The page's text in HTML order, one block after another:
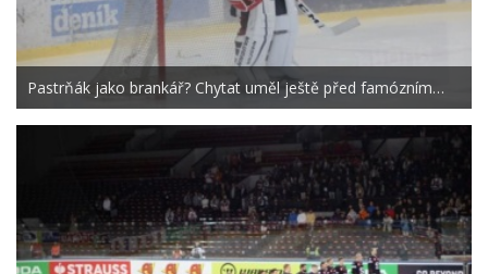
Pastrňák jako brankář? Chytat uměl ještě před famózním…